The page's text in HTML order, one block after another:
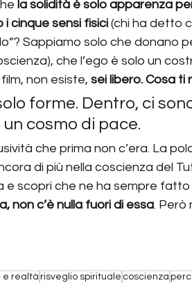
la solidità è solo apparenza
cinque sensi fisici (chi ha detto
Sappiamo solo che donano
che l’ego è solo un
non esiste, sei libero. Cosa ti
forme. Dentro, ci
cosmo di pace.
che prima non c’era. La
di più nella coscienza del
e scopri che ne ha sempre
non c’è nulla fuori di essa. Però
e realtà risveglio spirituale coscienza